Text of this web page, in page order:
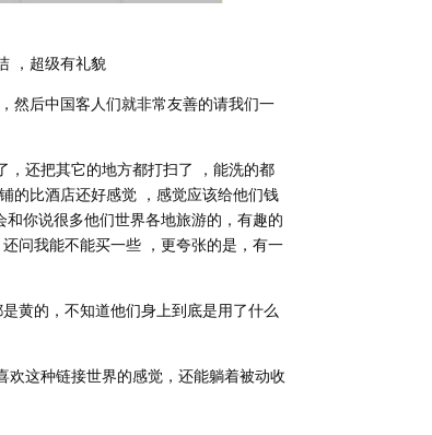
，超级有礼貌
然后中国客人们就非常友善的请我们一
，还把其它的地方都打扫了 ，能洗的都
的比酒店还好感觉 ，感觉应该给他们钱
你说很多他们世界各地旅游的，有趣的
问我能不能买一些 ，更夸张的是，有一
黄的，不知道他们身上到底是用了什么
这种链接世界的感觉，还能躺着被动收